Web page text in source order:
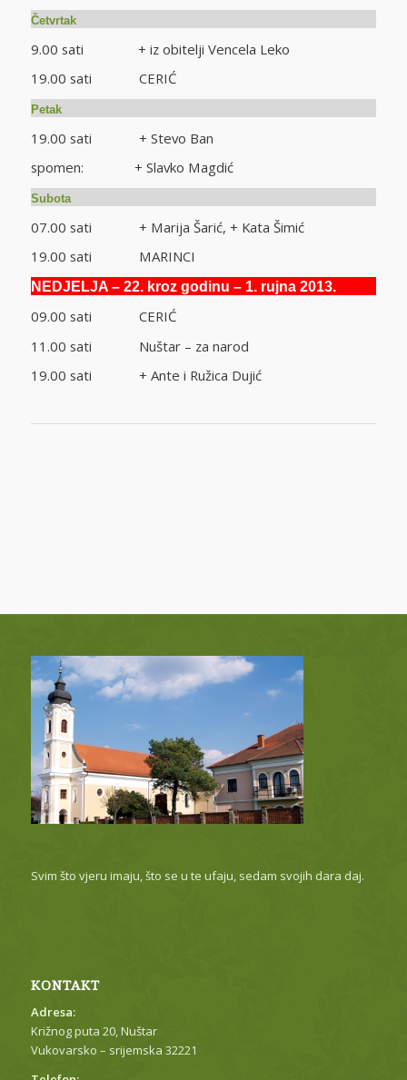
Četvrtak
9.00 sati + iz obitelji Vencela Leko
19.00 sati CERIĆ
Petak
19.00 sati + Stevo Ban
spomen: + Slavko Magdić
Subota
07.00 sati + Marija Šarić, + Kata Šimić
19.00 sati MARINCI
NEDJELJA – 22. kroz godinu – 1. rujna 2013.
09.00 sati CERIĆ
11.00 sati Nuštar – za narod
19.00 sati + Ante i Ružica Dujić
Svim što vjeru imaju, što se u te ufaju, sedam svojih dara daj.
KONTAKT
Adresa:
Križnog puta 20, Nuštar
Vukovarsko – srijemska 32221